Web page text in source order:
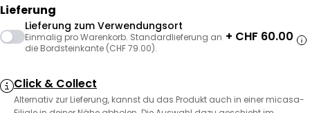
Lieferung
Lieferung zum Verwendungsort
Einmalig pro Warenkorb. Standardlieferung an
die Bordsteinkante (CHF 79.00).
+ CHF 60.00
Click & Collect
Alternativ zur Lieferung, kannst du das Produkt auch in einer micasa-